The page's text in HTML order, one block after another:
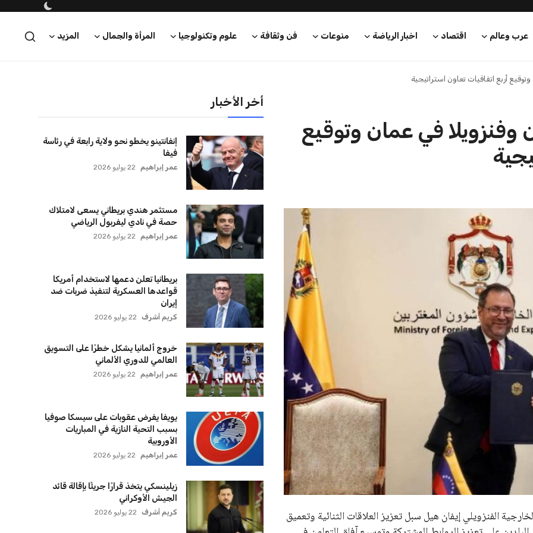
يكشف عن
التي تصل إ...
قطر تشجب بقوة الهجمات الإيرانية
المتكررة على الأردن وال...
لاعبي الأهلي
ترامب يعلن فتح الأجواء الأمريكية
لجميع شركات الطيران لتسيير رحلات
مباشرة إلى لبنان
في رئاسة فيفا
أخر الأخبار
إنفانتينو يخطو نحو ولاية رابعة في رئاسة
فيفا
عمر إبراهيم 22 يوليو 2026
مستثمر هندي بريطاني يسعى لامتلاك
حصة في نادي ليفربول الرياضي
عمر إبراهيم
بريطانيا تعلن دعمها لاستخدام أمريكا
قواعدها العسكرية لتنفيذ ضربات ضد
إيران